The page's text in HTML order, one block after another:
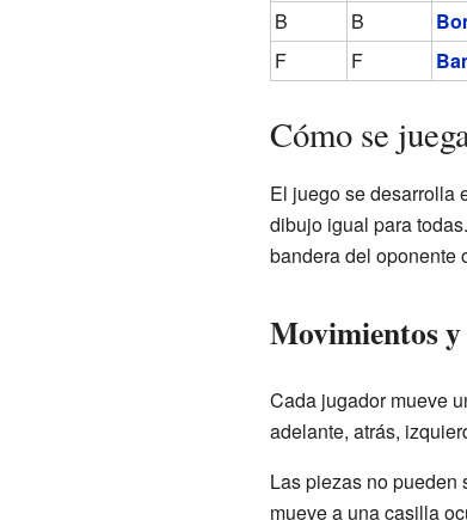
B
B
F
F
Cómo se
El juego se desarrolla
dibujo igual para
bandera del oponente
Movimientos
Cada jugador mueve
adelante, atrás,
Las piezas no pueden
mueve a una casilla